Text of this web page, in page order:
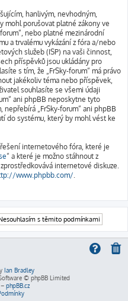
hanlivým, nevhodným,
mohl porušovat platné zákony ve
nebo platné mezinárodní
a trvalému vykázání z fóra a/nebo
služeb (ISP) na vaši činnost,
příspěvků jsou ukládány pro
s tím, že „FrSky-forum“ má právo
jakékoliv téma nebo příspěvek,
souhlasíte se všemi údaji
ani phpBB neposkytne tyto
„FrSky-forum“ ani phpBB
do systému, který by mohl vést ke
internetového fóra, které je
“ a které je možno stáhnout z
internetové diskuze.
www.phpbb.com/.
Ian Bradley
© phpBB Limited
phpBB.cz